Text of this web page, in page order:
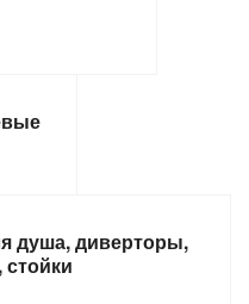
душа, диверторы,